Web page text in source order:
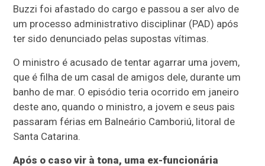
Buzzi foi afastado do cargo e passou a ser alvo de
um processo administrativo disciplinar (PAD) após
ter sido denunciado pelas supostas vítimas.
O ministro é acusado de tentar agarrar uma jovem,
que é filha de um casal de amigos dele, durante um
banho de mar. O episódio teria ocorrido em janeiro
deste ano, quando o ministro, a jovem e seus pais
passaram férias em Balneário Camboriú, litoral de
Santa Catarina.
Após o caso vir à tona, uma ex-funcionária